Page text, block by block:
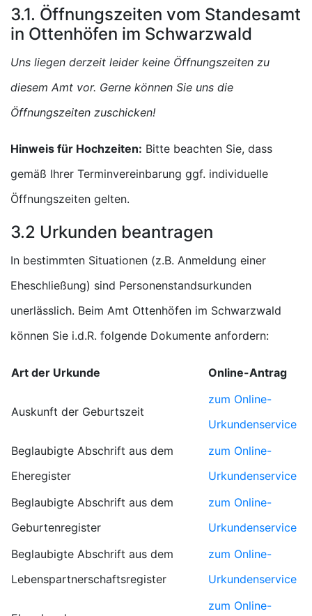
3.1. Öffnungszeiten vom Standesamt
in Ottenhöfen im Schwarzwald
Uns liegen derzeit leider keine Öffnungszeiten zu
diesem Amt vor. Gerne können Sie uns die
Öffnungszeiten zuschicken!
Hinweis für Hochzeiten: Bitte beachten Sie, dass
gemäß Ihrer Terminvereinbarung ggf. individuelle
Öffnungszeiten gelten.
3.2 Urkunden beantragen
In bestimmten Situationen (z.B. Anmeldung einer
Eheschließung) sind Personenstandsurkunden
unerlässlich. Beim Amt Ottenhöfen im Schwarzwald
können Sie i.d.R. folgende Dokumente anfordern:
Art der Urkunde Online-Antrag
Auskunft der Geburtszeit
zum Online-
Urkundenservice
Beglaubigte Abschrift aus dem
Eheregister
zum Online-
Urkundenservice
Beglaubigte Abschrift aus dem
Geburtenregister
zum Online-
Urkundenservice
Beglaubigte Abschrift aus dem
Lebenspartnerschaftsregister
zum Online-
Urkundenservice
zum Online-